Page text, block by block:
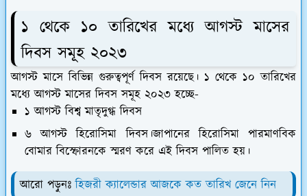
১ থেকে ১০ তারিখের মধ্যে আগস্ট মাসের
দিবস সমূহ ২০২৩
আগস্ট মাসে বিভিন্ন গুরুত্বপূর্ণ দিবস রয়েছে। ১ থেকে ১০ তারিখের
মধ্যে আগস্ট মাসের দিবস সমূহ ২০২৩ হচ্ছে-
১ আগস্ট বিশ্ব মাতৃদুগ্ধ দিবস
৬ আগস্ট হিরোসিমা দিবস।জাপানের হিরোসিমা পারমাণবিক
বোমার বিস্ফোরনকে স্মরণ করে এই দিবস পালিত হয়।
আরো পড়ুনঃ হিজরী ক্যালেন্ডার আজকে কত তারিখ জেনে নিন